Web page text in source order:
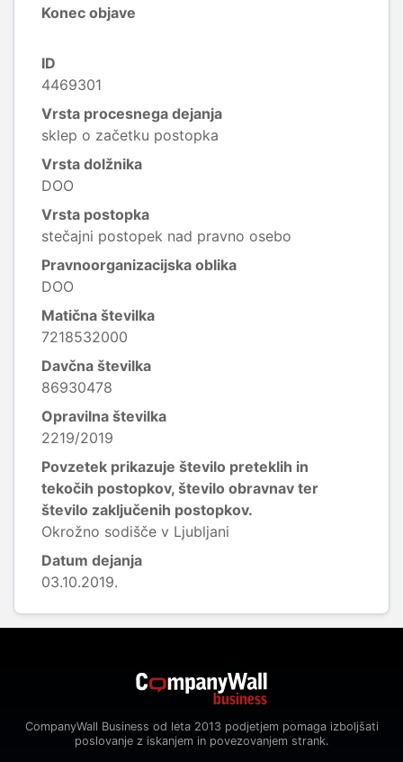
Konec objave
ID
4469301
Vrsta procesnega dejanja
sklep o začetku postopka
Vrsta dolžnika
DOO
Vrsta postopka
stečajni postopek nad pravno osebo
Pravnoorganizacijska oblika
DOO
Matična številka
7218532000
Davčna številka
86930478
Opravilna številka
2219/2019
Povzetek prikazuje število preteklih in
tekočih postopkov, število obravnav ter
število zaključenih postopkov.
Okrožno sodišče v Ljubljani
Datum dejanja
03.10.2019.
CompanyWall Business od leta 2013 podjetjem pomaga izboljšati
poslovanje z iskanjem in povezovanjem strank.